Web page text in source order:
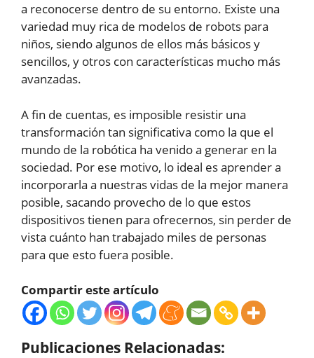
a reconocerse dentro de su entorno. Existe una
variedad muy rica de modelos de robots para
niños, siendo algunos de ellos más básicos y
sencillos, y otros con características mucho más
avanzadas.
A fin de cuentas, es imposible resistir una
transformación tan significativa como la que el
mundo de la robótica ha venido a generar en la
sociedad. Por ese motivo, lo ideal es aprender a
incorporarla a nuestras vidas de la mejor manera
posible, sacando provecho de lo que estos
dispositivos tienen para ofrecernos, sin perder de
vista cuánto han trabajado miles de personas
para que esto fuera posible.
Compartir este artículo
Publicaciones Relacionadas: